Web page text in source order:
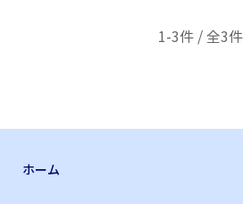
1-3件 / 全3件
ホーム